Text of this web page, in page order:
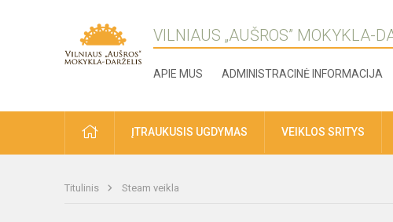
VILNIAUS „AUŠROS” MOKYKLA-
APIE MUS ADMINISTRACINĖ INFORMACIJA
ĮTRAUKUSIS UGDYMAS VEIKLOS SRITYS
Titulinis Steam veikla